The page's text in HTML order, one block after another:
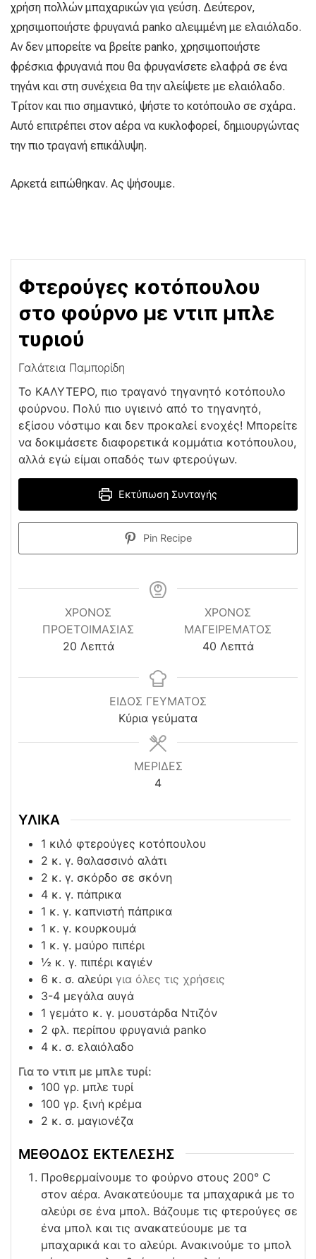
χρήση πολλών μπαχαρικών για γεύση. Δεύτερον,
χρησιμοποιήστε φρυγανιά panko αλειμμένη με ελαιόλαδο.
Αν δεν μπορείτε να βρείτε panko, χρησιμοποιήστε
φρέσκια φρυγανιά που θα φρυγανίσετε ελαφρά σε ένα
τηγάνι και στη συνέχεια θα την αλείψετε με ελαιόλαδο.
Τρίτον και πιο σημαντικό, ψήστε το κοτόπουλο σε σχάρα.
Αυτό επιτρέπει στον αέρα να κυκλοφορεί, δημιουργώντας
την πιο τραγανή επικάλυψη.
Αρκετά ειπώθηκαν. Ας ψήσουμε.
Φτερούγες κοτόπουλου
στο φούρνο με ντιπ μπλε
τυριού
Γαλάτεια Παμπορίδη
Το ΚΑΛΥΤΕΡΟ, πιο τραγανό τηγανητό κοτόπουλο
φούρνου. Πολύ πιο υγιεινό από το τηγανητό,
εξίσου νόστιμο και δεν προκαλεί ενοχές! Μπορείτε
να δοκιμάσετε διαφορετικά κομμάτια κοτόπουλου,
αλλά εγώ είμαι οπαδός των φτερούγων.
Εκτύπωση Συνταγής
Pin Recipe
ΧΡΌΝΟΣ
ΠΡΟΕΤΟΙΜΑΣΊΑΣ
20minutes
Λεπτά
ΧΡΟΝΟΣ
ΜΑΓΕΙΡΕΜΑΤΟΣ
40minutes
Λεπτά
ΕΙΔΟΣ ΓΕΥΜΑΤΟΣ
Κύρια γεύματα
ΜΕΡΙΔΕΣ
4
ΥΛΙΚΑ
1 κιλό φτερούγες κοτόπουλου
2 κ. γ. θαλασσινό αλάτι
2 κ. γ. σκόρδο σε σκόνη
4 κ. γ. πάπρικα
1 κ. γ. καπνιστή πάπρικα
1 κ. γ. κουρκουμά
1 κ. γ. μαύρο πιπέρι
½ κ. γ. πιπέρι καγιέν
6 κ. σ. αλεύρι για όλες τις χρήσεις
3-4 μεγάλα αυγά
1 γεμάτο κ. γ. μουστάρδα Ντιζόν
2 φλ. περίπου φρυγανιά panko
4 κ. σ. ελαιόλαδο
Για το ντιπ με μπλε τυρί:
100 γρ. μπλε τυρί
100 γρ. ξινή κρέμα
2 κ. σ. μαγιονέζα
ΜΕΘΟΔΟΣ ΕΚΤΕΛΕΣΗΣ
Προθερμαίνουμε το φούρνο στους 200° C
στον αέρα. Ανακατεύουμε τα μπαχαρικά με το
αλεύρι σε ένα μπολ. Βάζουμε τις φτερούγες σε
ένα μπολ και τις ανακατεύουμε με τα
μπαχαρικά και το αλεύρι. Ανακινούμε το μπολ